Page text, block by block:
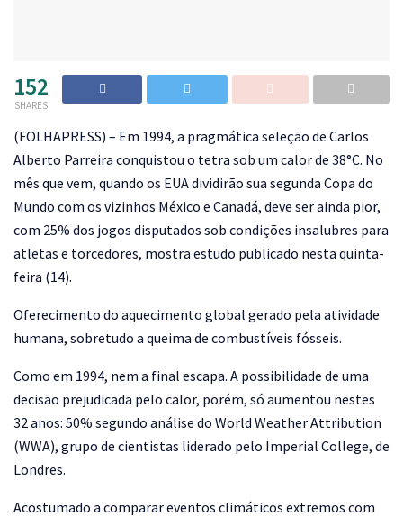
152
SHARES
(FOLHAPRESS) – Em 1994, a pragmática seleção de Carlos
Alberto Parreira conquistou o tetra sob um calor de 38°C. No
mês que vem, quando os EUA dividirão sua segunda Copa do
Mundo com os vizinhos México e Canadá, deve ser ainda pior,
com 25% dos jogos disputados sob condições insalubres para
atletas e torcedores, mostra estudo publicado nesta quinta-
feira (14).
Oferecimento do aquecimento global gerado pela atividade
humana, sobretudo a queima de combustíveis fósseis.
Como em 1994, nem a final escapa. A possibilidade de uma
decisão prejudicada pelo calor, porém, só aumentou nestes
32 anos: 50% segundo análise do World Weather Attribution
(WWA), grupo de cientistas liderado pelo Imperial College, de
Londres.
Acostumado a comparar eventos climáticos extremos com